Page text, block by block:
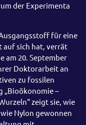
der Experimenta
für eine
auf sich hat, verrät
am 20. September
Doktorarbeit an
zu fossilen
„Bioökonomie –
zeigt sie, wie
Nylon gewonnen